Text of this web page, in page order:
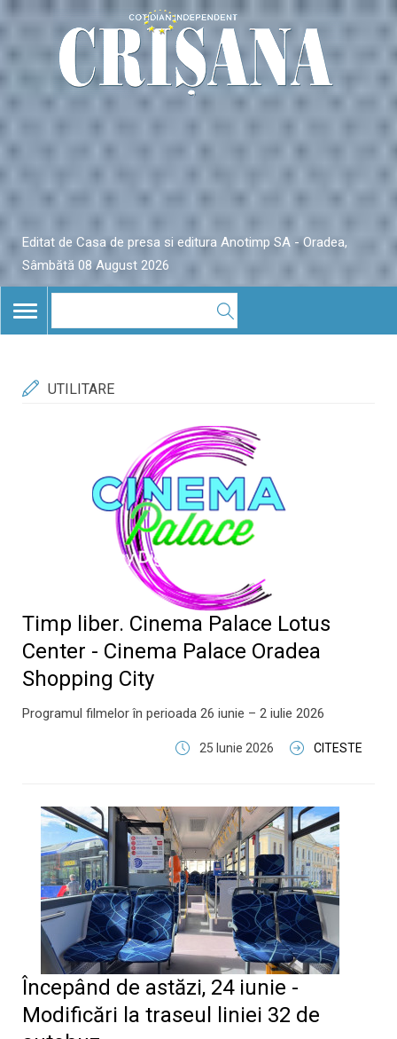
Editat de Casa de presa si editura Anotimp SA - Oradea,
Sâmbătă 08 August 2026
TOGGLE
NAVIGATION
UTILITARE
Timp liber. Cinema Palace Lotus
Center - Cinema Palace Oradea
Shopping City
Programul filmelor în perioada 26 iunie – 2 iulie 2026
25 Iunie 2026 CITESTE
Începând de astăzi, 24 iunie -
Modificări la traseul liniei 32 de